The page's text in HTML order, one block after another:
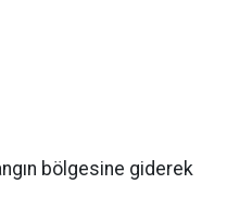
bölgesine giderek